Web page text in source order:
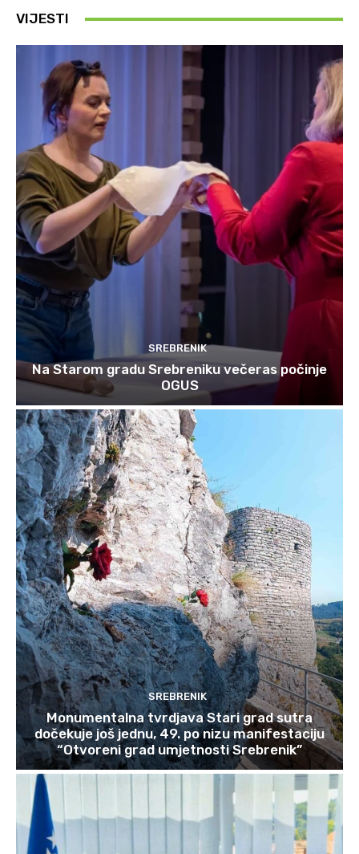
VIJESTI
SREBRENIK
Na Starom gradu Srebreniku večeras počinje
OGUS
SREBRENIK
Monumentalna tvrdjava Stari grad sutra
dočekuje još jednu, 49. po nizu manifestaciju
“Otvoreni grad umjetnosti Srebrenik”